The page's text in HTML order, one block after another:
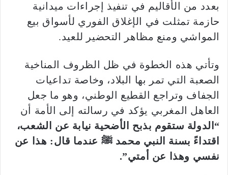
بعدد من الأقاليم في تنفيذ إجراءات ميدانية
حازمة تمثلت في الإغلاق الفوري لأسواق بيع
المواشي ومنع مظاهر التحضير للعيد.
وتأتي هذه الخطوة في ظل الظروف المناخية
الصعبة التي تمر بها البلاد، وخاصة تداعيات
الجفاف وتراجع القطيع الوطني، وهو ما جعل
العاهل المغربي يؤكد في رسالته إلى الأمة أن
“الدولة ستقوم بذبح الأضحية نيابة عن الشعب،
اقتداءً بسنة النبي محمد ﷺ عندما قال: هذا عن
نفسي وهذا عن أمتي”.